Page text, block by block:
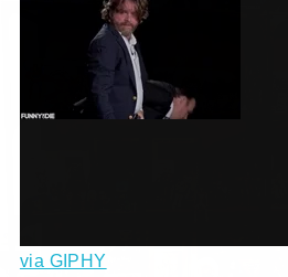
via GIPHY